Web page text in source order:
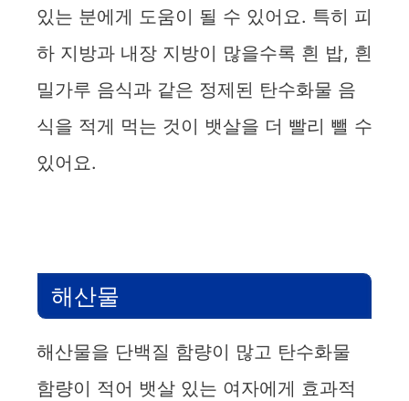
있는 분에게 도움이 될 수 있어요. 특히 피
하 지방과 내장 지방이 많을수록 흰 밥, 흰
밀가루 음식과 같은 정제된 탄수화물 음
식을 적게 먹는 것이 뱃살을 더 빨리 뺄 수
있어요.
해산물
해산물을 단백질 함량이 많고 탄수화물
함량이 적어 뱃살 있는 여자에게 효과적